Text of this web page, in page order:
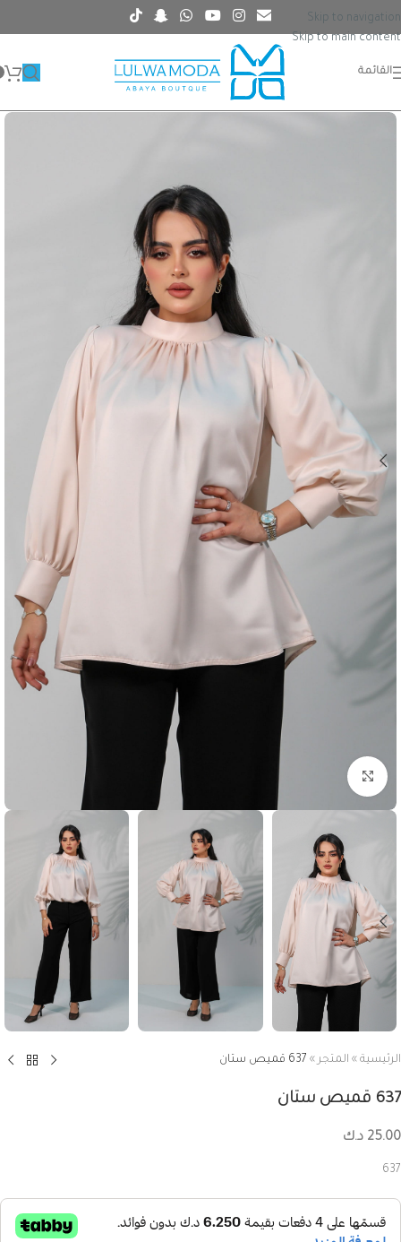
Skip to navigation
Skip to main content
القائمة
اضغط للتكبير
الرئيسية » المتجر » 637 قميص ستان
637 قميص ستان
25.00 د.ك
637